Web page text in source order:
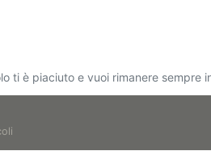
ti è piaciuto e vuoi rimanere sempre